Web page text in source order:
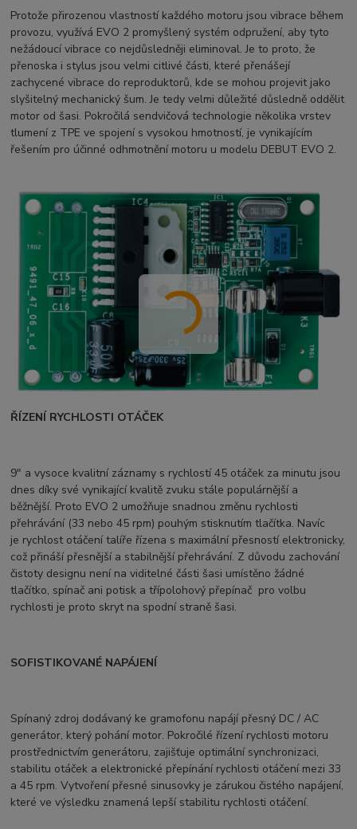
Protože přirozenou vlastností každého motoru jsou vibrace během
provozu, využívá EVO 2 promyšlený systém odpružení, aby tyto
nežádoucí vibrace co nejdůsledněji eliminoval. Je to proto, že
přenoska i stylus jsou velmi citlivé části, které přenášejí
zachycené vibrace do reproduktorů, kde se mohou projevit jako
slyšitelný mechanický šum. Je tedy velmi důležité důsledně oddělit
motor od šasi. Pokročilá sendvičová technologie několika vrstev
tlumení z TPE ve spojení s vysokou hmotností, je vynikajícím
řešením pro účinné odhmotnění motoru u modelu DEBUT EVO 2.
ŘÍZENÍ RYCHLOSTI OTÁČEK
9" a vysoce kvalitní záznamy s rychlostí 45 otáček za minutu jsou
dnes díky své vynikající kvalitě zvuku stále populárnější a
běžnější. Proto EVO 2 umožňuje snadnou změnu rychlosti
přehrávání (33 nebo 45 rpm) pouhým stisknutím tlačítka. Navíc
je rychlost otáčení talíře řízena s maximální přesností elektronicky,
což přináší přesnější a stabilnější přehrávání. Z důvodu zachování
čistoty designu není na viditelné části šasi umístěno žádné
tlačítko, spínač ani potisk a třípolohový přepínač pro volbu
rychlosti je proto skryt na spodní straně šasi.
SOFISTIKOVANÉ NAPÁJENÍ
Spínaný zdroj dodávaný ke gramofonu napájí přesný DC / AC
generátor, který pohání motor. Pokročilé řízení rychlosti motoru
prostřednictvím generátoru, zajišťuje optimální synchronizaci,
stabilitu otáček a elektronické přepínání rychlosti otáčení mezi 33
a 45 rpm. Vytvoření přesné sinusovky je zárukou čistého napájení,
které ve výsledku znamená lepší stabilitu rychlosti otáčení.